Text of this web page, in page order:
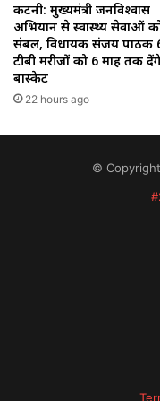
कटनी: मुख्यमंत्री जनविश्वास
अभियान से स्वास्थ्य सेवाओं
संबल, विधायक संजय पाठक
टीबी मरीजों को 6 माह तक
बास्केट
22 hours ago
©